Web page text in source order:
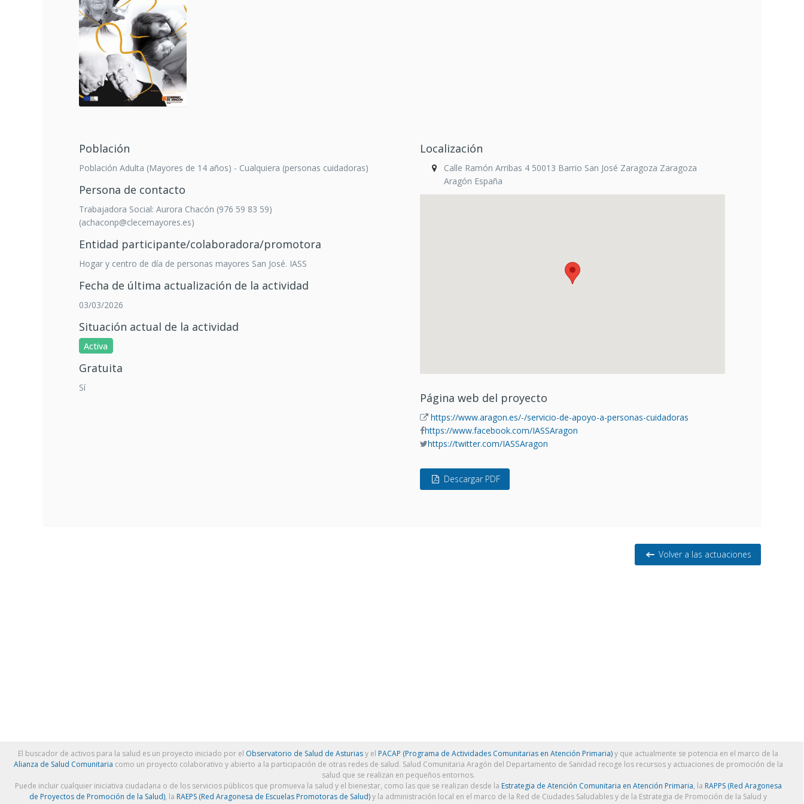
Población
Población Adulta (Mayores de 14 años) - Cualquiera (personas cuidadoras)
Persona de contacto
Trabajadora Social: Aurora Chacón (976 59 83 59)
(achaconp@clecemayores.es)
Entidad participante/colaboradora/promotora
Hogar y centro de día de personas mayores San José. IASS
Fecha de última actualización de la actividad
03/03/2026
Situación actual de la actividad
Activa
Gratuita
Sí
Localización
Calle Ramón Arribas 4 50013 Barrio San José Zaragoza Zaragoza
Aragón España
Página web del proyecto
https://www.aragon.es/-/servicio-de-apoyo-a-personas-cuidadoras
https://www.facebook.com/IASSAragon
https://twitter.com/IASSAragon
Descargar PDF
Volver a las actuaciones
El buscador de activos para la salud es un proyecto iniciado por el Observatorio de Salud de Asturiasy el PACAP (Programa de Actividades Comunitarias en Atención Primaria)y que actualmente se potencia en el marco de la
Alianza de Salud Comunitaria como un proyecto colaborativo y abierto a la participación de otras redes de salud. Salud Comunitaria Aragón del Departamento de Sanidad recoge los recursos y actuaciones de promoción de la
salud que se realizan en pequeños entornos.
Puede incluir cualquier iniciativa ciudadana o de los servicios públicos que promueva la salud y el bienestar, como las que se realizan desde la Estrategia de Atención Comunitaria en Atención Primaria, la RAPPS (Red Aragonesa
de Proyectos de Promoción de la Salud), la RAEPS (Red Aragonesa de Escuelas Promotoras de Salud)y la administración local en el marco de la Red de Ciudades Saludables y de la Estrategia de Promoción de la Salud y